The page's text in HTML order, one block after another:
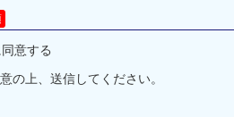
意する
の上、送信してください。